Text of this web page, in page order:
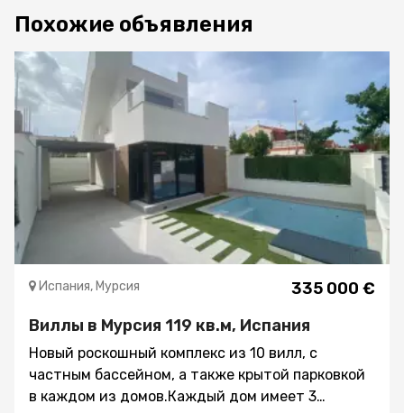
Похожие объявления
335 000 €
Испания, Мурсия
Виллы в Мурсия 119 кв.м, Испания
Новый роскошный комплекс из 10 вилл, с
частным бассейном, а также крытой парковкой
в каждом из домов.Каждый дом имеет 3